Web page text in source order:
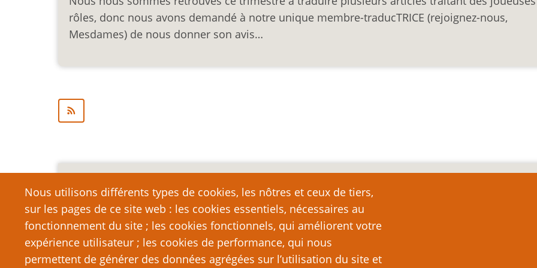
rôles, donc nous avons demandé à notre unique membre-traducTRICE (rejoignez-nous,
Mesdames) de nous donner son avis…
Nous utilisons différents types de cookies, les nôtres et ceux de tiers,
sur les pages de ce site web : les cookies essentiels, nécessaires au
fonctionnement du site ; les cookies fonctionnels, qui améliorent votre
expérience utilisateur ; les cookies de performance, qui nous
permettent de générer des données agrégées sur l’utilisation du site et
Mention légale importante
Nous vous encourageons à faire un lien vers cette page plutôt que de la copier ailleurs, car toute reproduction
qui dépasse la longueur raisonnable d’une citation (c’est-à-dire, en règle générale, un ou deux
strictement interdite. Si vous reproduisez une grande partie ou la totalité du texte de cette page sans l’autorisation
de PTGPTB.fr, et que vous diffusez ladite copie publiquement (sites Web, blogs, forums, imprimés, etc.), vous
que vous commettez délibérément une violation des lois sur le droit d’auteur, c’est-à-dire un acte illégal